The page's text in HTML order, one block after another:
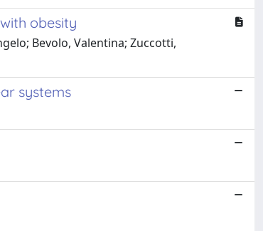
obesity
Bevolo, Valentina; Zuccotti,
systems